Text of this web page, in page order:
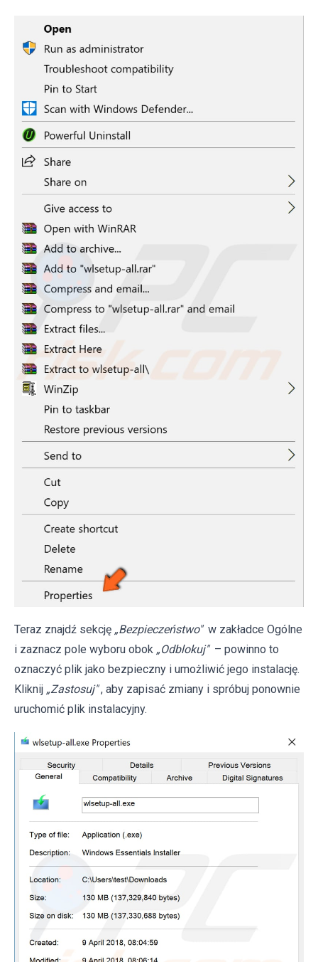
Teraz znajdź sekcję „Bezpieczeństwo" w zakładce Ogólne
i zaznacz pole wyboru obok „Odblokuj" – powinno to
oznaczyć plik jako bezpieczny i umożliwić jego instalację.
Kliknij „Zastosuj" , aby zapisać zmiany i spróbuj ponownie
uruchomić plik instalacyjny.